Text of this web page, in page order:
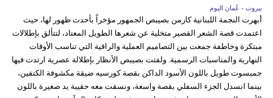
بيروت - عُمان اليوم
أبهرت النجمة اللبنانية كارمن بصيبص الجمهور مؤخراً بأحدث ظهور لها، حيث
اعتمدت قصة الشعر القصير متخلية عن شعرها الطويل المعتاد، لتتألق بإطلالات
مبتكرة وخاطفة جمعت بين التصاميم العملية والراقية التي تناسب الأوقات
النهارية والمناسبات الرسمية. ولفتت بصيبص الأنظار بإطلالة عصرية ارتدت فيها
جمبسوت طويل باللون الأسود الداكن بقصة كورسيه ضيقة مكشوفة الكتفين،
بينما انسدل الجزء السفلي بقصة واسعة، ونسقت معه حقيبة يد صغيرة باللون